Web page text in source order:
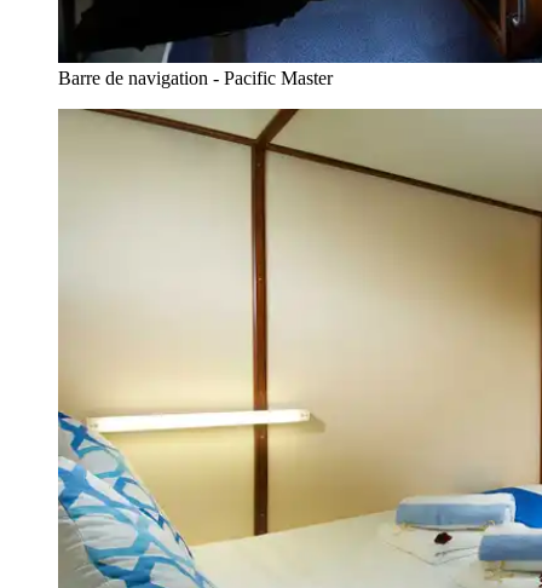
Barre de navigation - Pacific Master